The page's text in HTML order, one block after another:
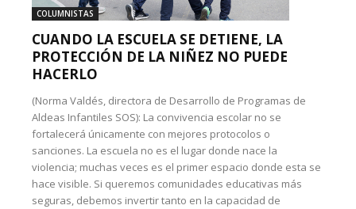
COLUMNISTAS
CUANDO LA ESCUELA SE DETIENE, LA
PROTECCIÓN DE LA NIÑEZ NO PUEDE
HACERLO
(Norma Valdés, directora de Desarrollo de Programas de
Aldeas Infantiles SOS): La convivencia escolar no se
fortalecerá únicamente con mejores protocolos o
sanciones. La escuela no es el lugar donde nace la
violencia; muchas veces es el primer espacio donde esta se
hace visible. Si queremos comunidades educativas más
seguras, debemos invertir tanto en la capacidad de